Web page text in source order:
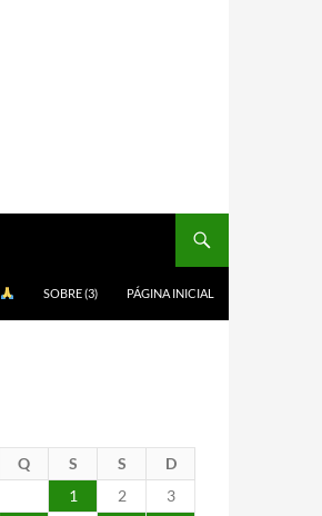
SOBRE (3) PÁGINA INICIAL
Q S S
D
1
2
3